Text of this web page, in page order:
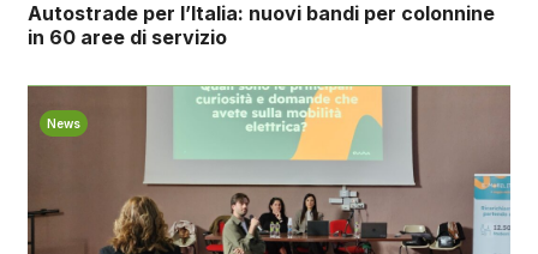
Autostrade per l’Italia: nuovi bandi per colonnine
in 60 aree di servizio
News